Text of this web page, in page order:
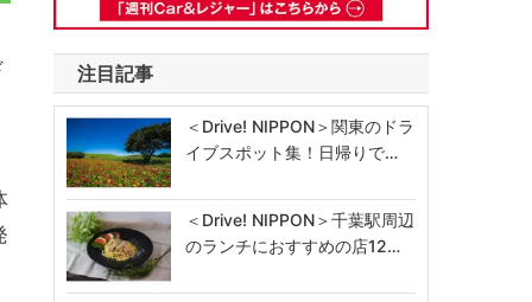
注目記事
＜Drive! NIPPON＞関東のドラ
イブスポット集！日帰りで…
＜Drive! NIPPON＞千葉駅周辺
のランチにおすすめの店12…